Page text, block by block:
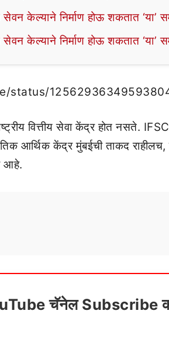
केल्याने निर्माण होऊ शकतात ‘या’
केल्याने निर्माण होऊ शकतात ‘या’
status/
वित्तीय सेवा केंद्र होत नसते.
आर्थिक केंद्र मुंबईची ताकद
आहे.
चॅनेल Subscribe